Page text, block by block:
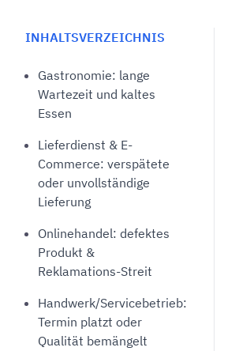
INHALTSVERZEICHNIS
Gastronomie: lange
Wartezeit und kaltes
Essen
Lieferdienst & E-
Commerce: verspätete
oder unvollständige
Lieferung
Onlinehandel: defektes
Produkt &
Reklamations-Streit
Handwerk/Servicebetrieb:
Termin platzt oder
Qualität bemängelt